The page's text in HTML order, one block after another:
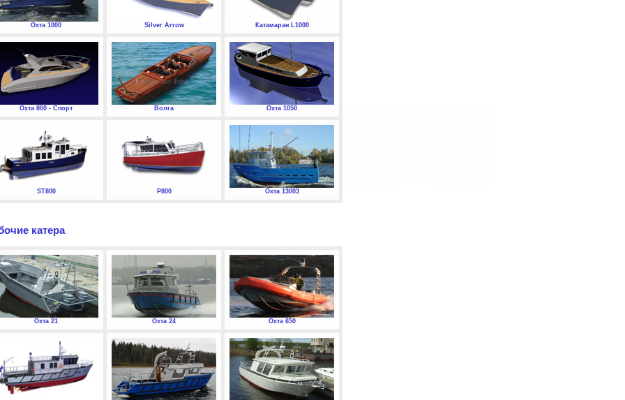
Охта 1000 Silver Arrow Катамаран L1000
Охта 860 - Спорт Волга Охта 1050
ST800 P800 Охта 13003
катера
Охта 21 Охта 24 Охта 650